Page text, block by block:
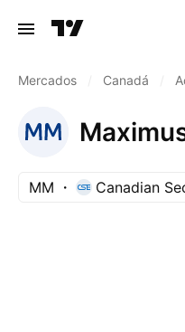
Mercados Canadá
MM Canadian